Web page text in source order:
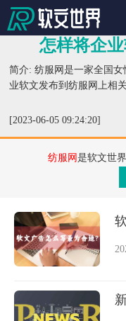
怎样将企
简介: 纺服网是一家全国
业软文发布到纺服网上相
[2023-06-05 09:24:20]
纺服网是软文世